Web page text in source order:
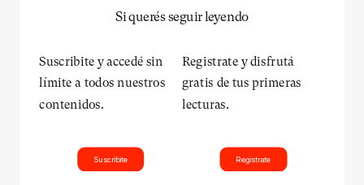
Si querés seguir leyendo
Suscribite y accedé sin
límite a todos nuestros
contenidos.
Suscribite
Registrate y disfrutá
gratis de tus primeras
lecturas.
Registrate